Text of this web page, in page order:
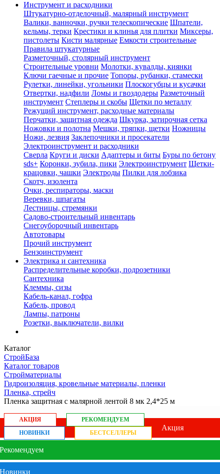
Инструмент и расходники
Штукатурно-отделочный, малярный инструмент
Валики, ванночки, ручки телескопические Шпатели,
кельмы, терки Крестики и клинья для плитки Миксеры,
пистолеты Кисти малярные Емкости строительные
Правила штукатурные
Разметочный, столярный инструмент
Строительные уровни Молотки, кувалды, киянки
Ключи гаечные и прочие Топоры, рубанки, стамески
Рулетки, линейки, угольники Плоскогубцы и кусачки
Отвертки, надфили Ломы и гвоздодеры Разметочный
инструмент Степлеры и скобы Щетки по металлу
Режущий инструмент, расходные материалы
Перчатки, защитная одежда Шкурка, затирочная сетка
Ножовки и полотна Мешки, тряпки, щетки Ножницы
Ножи, лезвия Заклепочники и просекатели
Электроинструмент и расходники
Сверла Круги и диски Адаптеры и биты Буры по бетону
sds+ Коронки, зубила, пики Электроинструмент Щетки-
крацовки, чашки Электроды Пилки для лобзика
Скотч, изолента
Очки, респираторы, маски
Веревки, шпагаты
Лестницы, стремянки
Садово-строительный инвентарь
Снегоуборочный инвентарь
Автотовары
Прочий инструмент
Бензоинструмент
Электрика и сантехника
Распределительные коробки, подрозетники
Сантехника
Клеммы, сизы
Кабель-канал, гофра
Кабель, провод
Лампы, патроны
Розетки, выключатели, вилки
Каталог
СтройБаза
Каталог товаров
Стройматериалы
Гидроизоляция, кровельные материалы, пленки
Пленка, стрейч
Пленка защитная с малярной лентой 8 мк 2,4*25 м
АКЦИЯ
РЕКОМЕНДУЕМ
НОВИНКИ
БЕСТСЕЛЛЕРЫ
Акция
Рекомендуем
Новинки